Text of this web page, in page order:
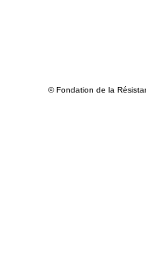
© Fondation de la